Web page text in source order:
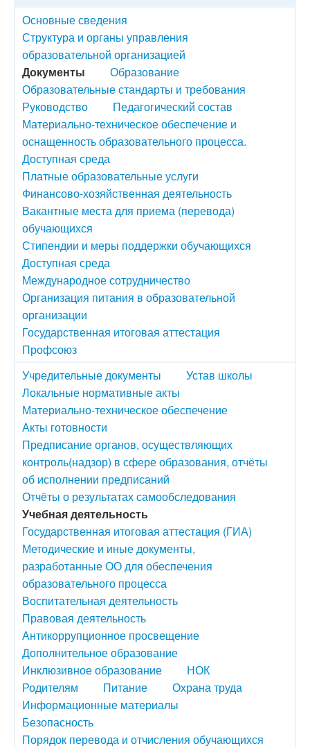
Основные сведения
Структура и органы управления
образовательной организацией
Документы
Образование
Образовательные стандарты и требования
Руководство
Педагогический состав
Материально-техническое обеспечение и
оснащенность образовательного процесса.
Доступная среда
Платные образовательные услуги
Финансово-хозяйственная деятельность
Вакантные места для приема (перевода)
обучающихся
Стипендии и меры поддержки обучающихся
Доступная среда
Международное сотрудничество
Организация питания в образовательной
организации
Государственная итоговая аттестация
Профсоюз
Учредительные документы
Устав школы
Локальные нормативные акты
Материально-техническое обеспечение
Акты готовности
Предписание органов, осуществляющих
контроль(надзор) в сфере образования, отчёты
об исполнении предписаний
Отчёты о результатах самообследования
Учебная деятельность
Государственная итоговая аттестация (ГИА)
Методические и иные документы,
разработанные ОО для обеспечения
образовательного процесса
Воспитательная деятельность
Правовая деятельность
Антикоррупционное просвещение
Дополнительное образование
Инклюзивное образование
НОК
Родителям
Питание
Охрана труда
Информационные материалы
Безопасность
Порядок перевода и отчисления обучающихся